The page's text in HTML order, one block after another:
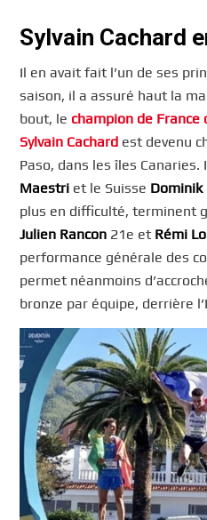
Sylvain Cachard
Il en avait fait l’un de ses
saison, il a assuré haut la
bout, le champion de
Sylvain Cachard est devenu
Paso, dans les îles Canaries.
Maestri et le Suisse Dominik
plus en difficulté, terminent
Julien Rancon 21e et Rémi
performance générale des
permet néanmoins
bronze par équipe, derrière